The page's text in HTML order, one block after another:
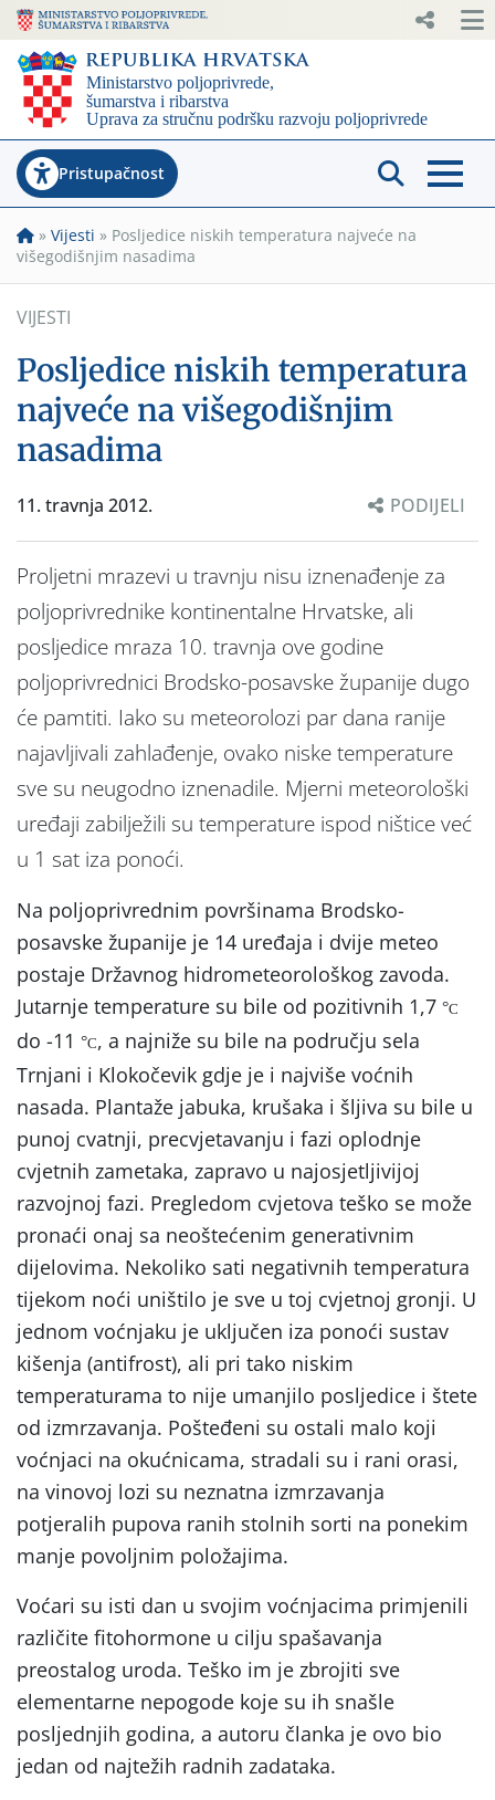
Pristupačnost
» Vijesti » Posljedice niskih temperatura najveće na
višegodišnjim nasadima
VIJESTI
Posljedice niskih temperatura
najveće na višegodišnjim
nasadima
11. travnja 2012. PODIJELI
Proljetni mrazevi u travnju nisu iznenađenje za
poljoprivrednike kontinentalne Hrvatske, ali
posljedice mraza 10. travnja ove godine
poljoprivrednici Brodsko-posavske županije dugo
će pamtiti. Iako su meteorolozi par dana ranije
najavljivali zahlađenje, ovako niske temperature
sve su neugodno iznenadile. Mjerni meteorološki
uređaji zabilježili su temperature ispod ništice već
u 1 sat iza ponoći.
Na poljoprivrednim površinama Brodsko-
posavske županije je 14 uređaja i dvije meteo
postaje Državnog hidrometeorološkog zavoda.
Jutarnje temperature su bile od pozitivnih 1,7 °C
do -11 °C, a najniže su bile na području sela
Trnjani i Klokočevik gdje je i najviše voćnih
nasada. Plantaže jabuka, krušaka i šljiva su bile u
punoj cvatnji, precvjetavanju i fazi oplodnje
cvjetnih zametaka, zapravo u najosjetljivijoj
razvojnoj fazi. Pregledom cvjetova teško se može
pronaći onaj sa neoštećenim generativnim
dijelovima. Nekoliko sati negativnih temperatura
tijekom noći uništilo je sve u toj cvjetnoj gronji. U
jednom voćnjaku je uključen iza ponoći sustav
kišenja (antifrost), ali pri tako niskim
temperaturama to nije umanjilo posljedice i štete
od izmrzavanja. Pošteđeni su ostali malo koji
voćnjaci na okućnicama, stradali su i rani orasi,
na vinovoj lozi su neznatna izmrzavanja
potjeralih pupova ranih stolnih sorti na ponekim
manje povoljnim položajima.
Voćari su isti dan u svojim voćnjacima primjenili
različite fitohormone u cilju spašavanja
preostalog uroda. Teško im je zbrojiti sve
elementarne nepogode koje su ih snašle
posljednjih godina, a autoru članka je ovo bio
jedan od najtežih radnih zadataka.